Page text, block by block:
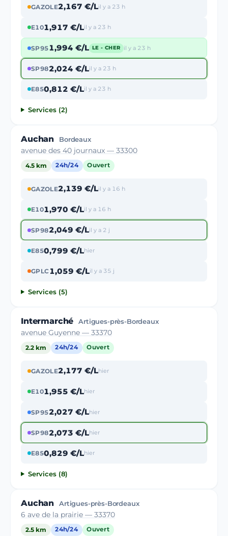
GAZOLE2,167 €/Lil y a 23 h
E101,917 €/Lil y a 23 h
SP951,994 €/L LE - CHER il y a 23 h
SP982,024 €/Lil y a 23 h
E850,812 €/Lil y a 23 h
Services (2)
Auchan Bordeaux
avenue des 40 journaux — 33300
4.5 km 24h/24 Ouvert
GAZOLE2,139 €/Lil y a 16 h
E101,970 €/Lil y a 16 h
SP982,049 €/Lil y a 2 j
E850,799 €/Lhier
GPLC1,059 €/Lil y a 35 j
Services (5)
Intermarché Artigues-près-Bordeaux
avenue Guyenne — 33370
2.2 km 24h/24 Ouvert
GAZOLE2,177 €/Lhier
E101,955 €/Lhier
SP952,027 €/Lhier
SP982,073 €/Lhier
E850,829 €/Lhier
Services (8)
Auchan Artigues-près-Bordeaux
6 ave de la prairie — 33370
2.5 km 24h/24 Ouvert